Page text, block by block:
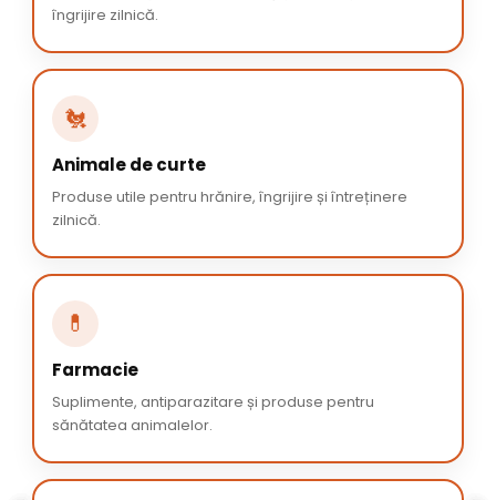
îngrijire zilnică.
🐔
Animale de curte
Produse utile pentru hrănire, îngrijire și întreținere
zilnică.
💊
Farmacie
Suplimente, antiparazitare și produse pentru
sănătatea animalelor.